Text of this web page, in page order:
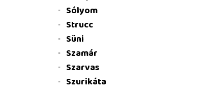
Sólyom
Strucc
Süni
Szamár
Szarvas
Szurikáta